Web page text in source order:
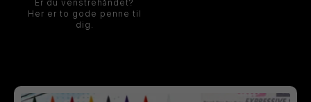
Er du venstrehåndet?
Her er to gode penne til
dig.